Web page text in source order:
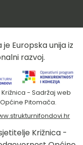
Europska unija iz
razvoj.
- Sadržaj web
Pitomača.
Križnica -